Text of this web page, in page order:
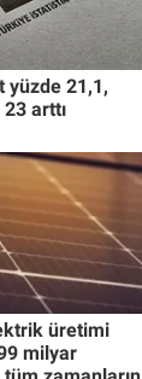
yüzde 21,1,
arttı
üretimi
milyar